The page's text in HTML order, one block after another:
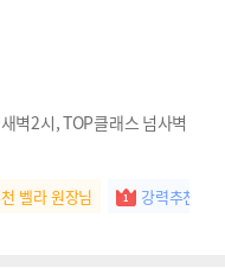
벽2시, TOP클래스 넘사벽
벨라 원장님 강력추천 새